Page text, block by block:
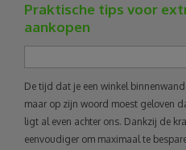
Praktische tips voor
aankopen
De tijd dat je een winkel
maar op zijn woord moest geloven
ligt al even achter ons. Dankzij de
eenvoudiger om maximaal te